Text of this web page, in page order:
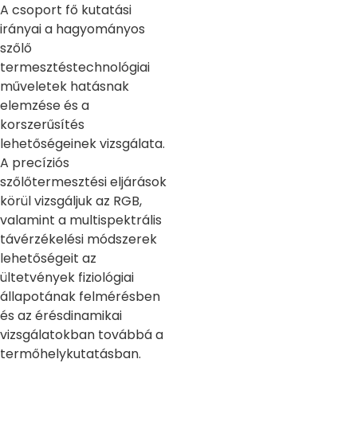
A csoport fő kutatási
irányai a hagyományos
szőlő
termesztéstechnológiai
műveletek hatásnak
elemzése és a
korszerűsítés
lehetőségeinek vizsgálata.
A precíziós
szőlőtermesztési eljárások
körül vizsgáljuk az RGB,
valamint a multispektrális
távérzékelési módszerek
lehetőségeit az
ültetvények fiziológiai
állapotának felmérésben
és az érésdinamikai
vizsgálatokban továbbá a
termőhelykutatásban.